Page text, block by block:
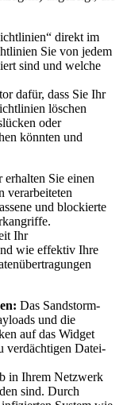
direkt im
Sie von jedem
sind und welche
dafür, dass Sie Ihr
löschen
oder
könnten und
erhalten Sie einen
verarbeiteten
und blockierte
Ihr
wie effektiv Ihre
Das Sandstorm-
und die
auf das Widget
verdächtigen Datei-
in Ihrem Netzwerk
sind. Durch